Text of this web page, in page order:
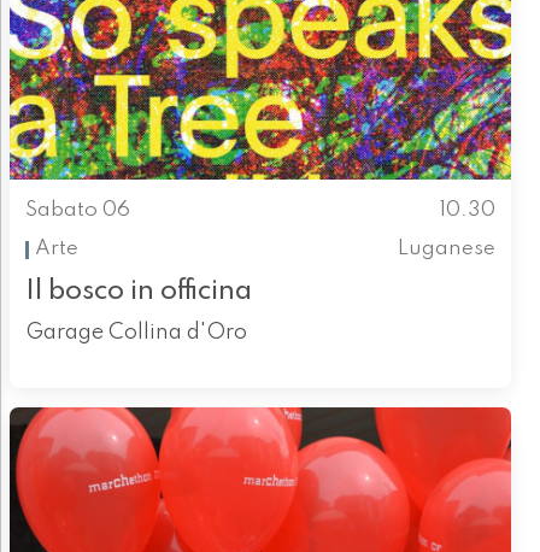
Sabato 06
10.30
Arte
Luganese
Il bosco in officina
Garage Collina d'Oro